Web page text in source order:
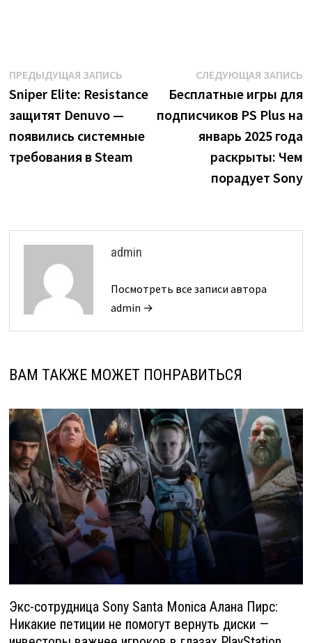
Навигация
по
записям
ПРЕДЫДУЩАЯ ЗАПИСЬПредыдущая
запись:
Sniper Elite: Resistance
защитят Denuvo —
появились системные
требования в Steam
СЛЕДУЮЩАЯ ЗАПИСЬ
Бесплатные игры для
подписчиков PS Plus на
январь 2025 года
раскрыты: Чем
порадует Sony
admin
Посмотреть все записи автора
admin →
ВАМ ТАКЖЕ МОЖЕТ ПОНРАВИТЬСЯ
Экс-сотрудница Sony Santa Monica Алана Пирс:
Никакие петиции не помогут вернуть диски —